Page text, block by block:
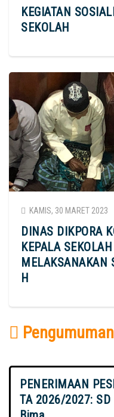
KEGIATAN
SEKOLAH
KAMIS, 30 MARET 2023
DINAS DIKPORA
KEPALA
MELAKSANAKAN
H
Pengumuman
PENERIMAAN
TA 2026/2027: